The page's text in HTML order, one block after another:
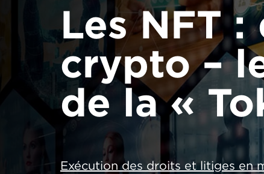
Les NFT
crypto –
de la «
Exécution des droits et litiges en